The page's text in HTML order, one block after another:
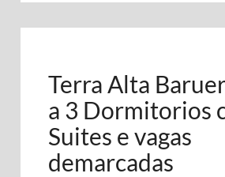
Terra Alta
a 3 Dormitorios
Suites e vagas
demarcadas